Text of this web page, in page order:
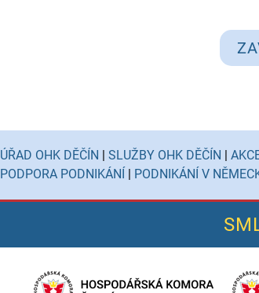
ÚŘAD OHK DĚČÍN | SLUŽBY OHK DĚČÍN |
PODPORA PODNIKÁNÍ | PODNIKÁNÍ V